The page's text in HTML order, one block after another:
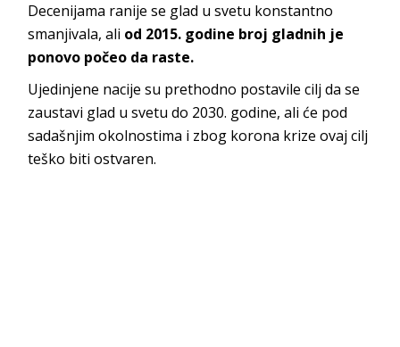
Decenijama ranije se glad u svetu konstantno
smanjivala, ali od 2015. godine broj gladnih je
ponovo počeo da raste.
Ujedinjene nacije su prethodno postavile cilj da se
zaustavi glad u svetu do 2030. godine, ali će pod
sadašnjim okolnostima i zbog korona krize ovaj cilj
teško biti ostvaren.